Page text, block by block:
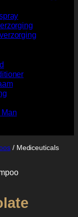
/ Mediceuticals